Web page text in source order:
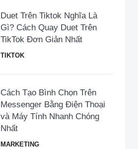
Duet Trên Tiktok Nghĩa Là
Gì? Cách Quay Duet Trên
TikTok Đơn Giản Nhất
TIKTOK
Cách Tạo Bình Chọn Trên
Messenger Bằng Điện Thoại
và Máy Tính Nhanh Chóng
Nhất
MARKETING